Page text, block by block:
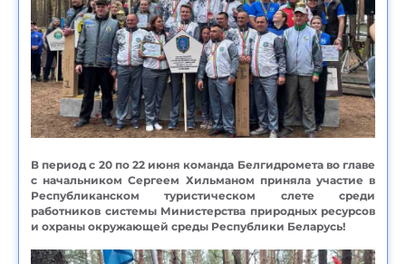
В период с 20 по 22 июня команда Белгидромета во главе
с начальником Сергеем Хильманом приняла участие в
Республиканском туристическом слете среди
работников системы Министерства природных ресурсов
и охраны окружающей среды Республики Беларусь!